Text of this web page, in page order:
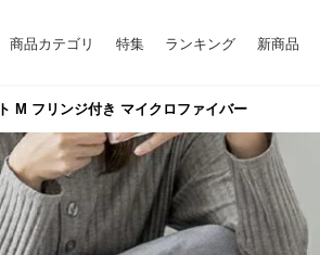
商品カテゴリ 特集 ランキング 新商品
M フリンジ付き マイクロファイバー